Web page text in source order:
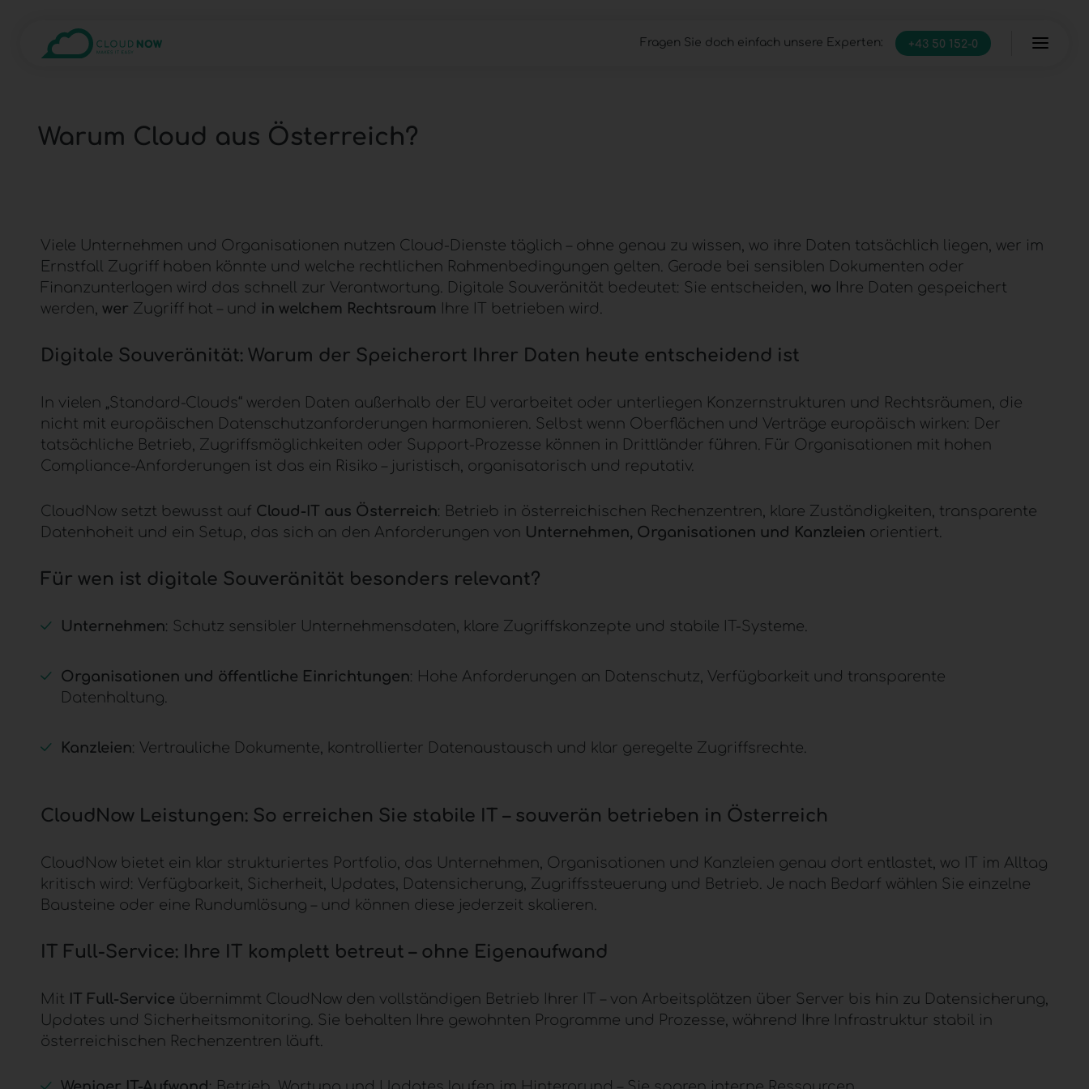
Fragen Sie doch einfach unsere Experten:
+43 50 152-0
Warum Cloud aus Österreich?
Viele Unternehmen und Organisationen nutzen Cloud-Dienste täglich – ohne genau zu wissen, wo ihre Daten tatsächlich liegen, wer im
Ernstfall Zugriff haben könnte und welche rechtlichen Rahmenbedingungen gelten. Gerade bei sensiblen Dokumenten oder
Finanzunterlagen wird das schnell zur Verantwortung. Digitale Souveränität bedeutet: Sie entscheiden, wo Ihre Daten gespeichert
werden, wer Zugriff hat – und in welchem Rechtsraum Ihre IT betrieben wird.
Digitale Souveränität: Warum der Speicherort Ihrer Daten heute entscheidend ist
In vielen „Standard-Clouds“ werden Daten außerhalb der EU verarbeitet oder unterliegen Konzernstrukturen und Rechtsräumen, die
nicht mit europäischen Datenschutzanforderungen harmonieren. Selbst wenn Oberflächen und Verträge europäisch wirken: Der
tatsächliche Betrieb, Zugriffsmöglichkeiten oder Support-Prozesse können in Drittländer führen. Für Organisationen mit hohen
Compliance-Anforderungen ist das ein Risiko – juristisch, organisatorisch und reputativ.
CloudNow setzt bewusst auf Cloud-IT aus Österreich: Betrieb in österreichischen Rechenzentren, klare Zuständigkeiten, transparente
Datenhoheit und ein Setup, das sich an den Anforderungen von Unternehmen, Organisationen und Kanzleien orientiert.
Für wen ist digitale Souveränität besonders relevant?
Unternehmen: Schutz sensibler Unternehmensdaten, klare Zugriffskonzepte und stabile IT-Systeme.
Organisationen und öffentliche Einrichtungen: Hohe Anforderungen an Datenschutz, Verfügbarkeit und transparente
Datenhaltung.
Kanzleien: Vertrauliche Dokumente, kontrollierter Datenaustausch und klar geregelte Zugriffsrechte.
CloudNow Leistungen: So erreichen Sie stabile IT – souverän betrieben in Österreich
CloudNow bietet ein klar strukturiertes Portfolio, das Unternehmen, Organisationen und Kanzleien genau dort entlastet, wo IT im Alltag
kritisch wird: Verfügbarkeit, Sicherheit, Updates, Datensicherung, Zugriffssteuerung und Betrieb. Je nach Bedarf wählen Sie einzelne
Bausteine oder eine Rundumlösung – und können diese jederzeit skalieren.
IT Full-Service: Ihre IT komplett betreut – ohne Eigenaufwand
Mit IT Full-Service übernimmt CloudNow den vollständigen Betrieb Ihrer IT – von Arbeitsplätzen über Server bis hin zu Datensicherung,
Updates und Sicherheitsmonitoring. Sie behalten Ihre gewohnten Programme und Prozesse, während Ihre Infrastruktur stabil in
österreichischen Rechenzentren läuft.